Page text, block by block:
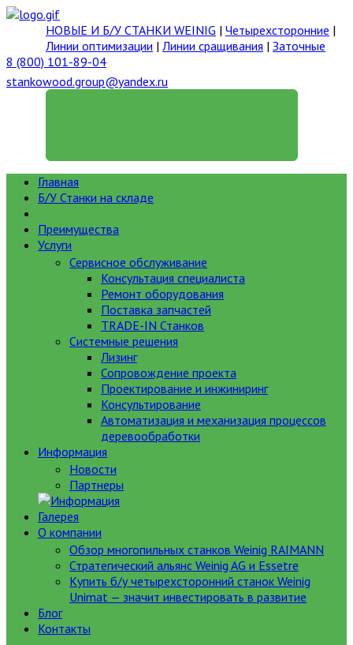
НОВЫЕ И Б/У СТАНКИ WEINIG | Четырехсторонние |
Линии оптимизации | Линии сращивания | Заточные
8 (800) 101-89-04
stankowood.group@yandex.ru
Главная
Б/У Станки на складе
Преимущества
Услуги
Сервисное обслуживание
Консультация специалиста
Ремонт оборудования
Поставка запчастей
TRADE-IN Станков
Системные решения
Лизинг
Сопровождение проекта
Проектирование и инжиниринг
Консультирование
Автоматизация и механизация процессов
деревообработки
Информация
Новости
Партнеры
Галерея
О компании
Обзор многопильных станков Weinig RAIMANN
Стратегический альянс Weinig AG и Essetre
Купить б/у четырехсторонний станок Weinig
Unimat — значит инвестировать в развитие
Блог
Контакты